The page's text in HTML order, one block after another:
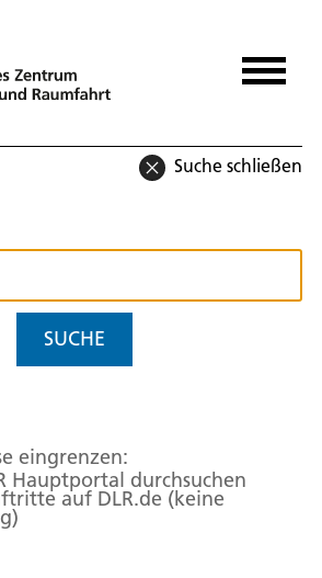
Suche schließen
SUCHE
eingrenzen:
Hauptportal durchsuchen
auf DLR.de (keine